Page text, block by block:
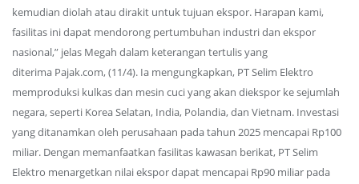
kemudian diolah atau dirakit untuk tujuan ekspor. Harapan kami,
fasilitas ini dapat mendorong pertumbuhan industri dan ekspor
nasional,” jelas Megah dalam keterangan tertulis yang
diterima Pajak.com, (11/4). Ia mengungkapkan, PT Selim Elektro
memproduksi kulkas dan mesin cuci yang akan diekspor ke sejumlah
negara, seperti Korea Selatan, India, Polandia, dan Vietnam. Investasi
yang ditanamkan oleh perusahaan pada tahun 2025 mencapai Rp100
miliar. Dengan memanfaatkan fasilitas kawasan berikat, PT Selim
Elektro menargetkan nilai ekspor dapat mencapai Rp90 miliar pada